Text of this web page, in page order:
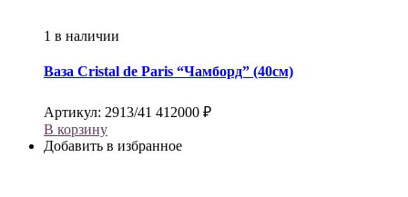
1 в наличии
Ваза Cristal de Paris “Чамборд” (40см)
Артикул: 2913/41 412000 ₽
В корзину
Добавить в избранное